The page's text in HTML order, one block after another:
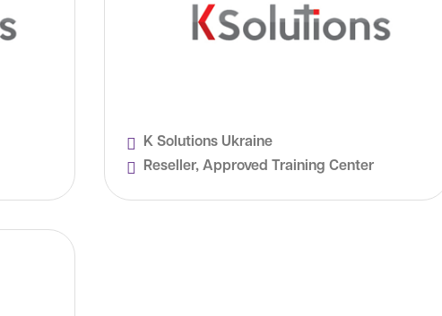
K Solutions Ukraine
Reseller, Approved Training Center